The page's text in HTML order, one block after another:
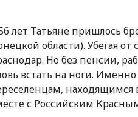
лет Татьяне пришлось
области). Убегая
Но без пенсии,
встать на ноги.
с Российским